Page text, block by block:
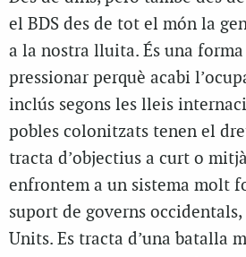
el BDS des de tot el món la
a la nostra lluita. És una
pressionar perquè acabi
inclús segons les lleis
pobles colonitzats tenen el
tracta d’objectius a curt o
enfrontem a un sistema molt
suport de governs occidentals,
Units. Es tracta d’una batalla